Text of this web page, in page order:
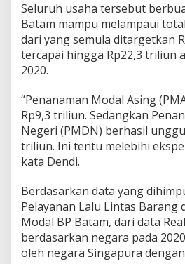
Seluruh usaha tersebut
Batam mampu melampaui
dari yang semula ditargetkan
tercapai hingga Rp22,3 triliun
2020.
“Penanaman Modal Asing
Rp9,3 triliun. Sedangkan
Negeri (PMDN) berhasil
triliun. Ini tentu melebihi
kata Dendi.
Berdasarkan data yang
Pelayanan Lalu Lintas Barang
Modal BP Batam, dari data
berdasarkan negara pada
oleh negara Singapura